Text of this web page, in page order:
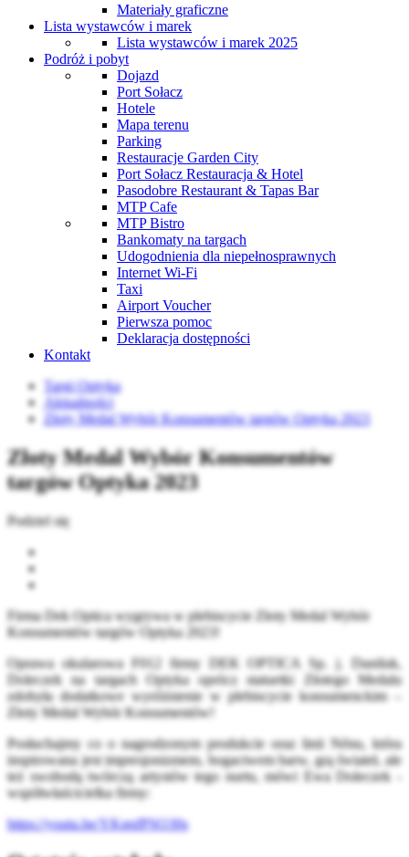
Materiały graficzne
Lista wystawców i marek
Lista wystawców i marek 2025
Podróż i pobyt
Dojazd
Port Sołacz
Hotele
Mapa terenu
Parking
Restauracje Garden City
Port Sołacz Restauracja & Hotel
Pasodobre Restaurant & Tapas Bar
MTP Cafe
MTP Bistro
Bankomaty na targach
Udogodnienia dla niepełnosprawnych
Internet Wi-Fi
Taxi
Airport Voucher
Pierwsza pomoc
Deklaracja dostępności
Kontakt
Targi Optyka
Aktualności
Złoty Medal Wybór Konsumentów targów Optyka 2023
Złoty Medal Wybór Konsumentów
targów Optyka 2023
Podziel się
Firma Dek Optica wygrywa w plebiscycie Złoty Medal Wybór
Konsumentów targów Optyka 2023!
Oprawa okularowa F012 firmy DEK OPTICA Sp. j. Daniluk,
Doleczek na targach Optyka oprócz statuetki Złotego Medalu
zdobyła dodatkowe wyróżnienie w plebiscycie konsumenckim –
Złoty Medal Wybór Konsumentów!
Posłuchajmy co o nagrodzonym produkcie oraz linii Nénu, która
inspirowana jest impresjonizmem, bogactwem barw, grą świateł, ale
też swobodą twórczą artystów tego nurtu, mówi Ewa Doleczek -
współwłaścicielka firmy:
https://youtu.be/YKgnfPSO30s